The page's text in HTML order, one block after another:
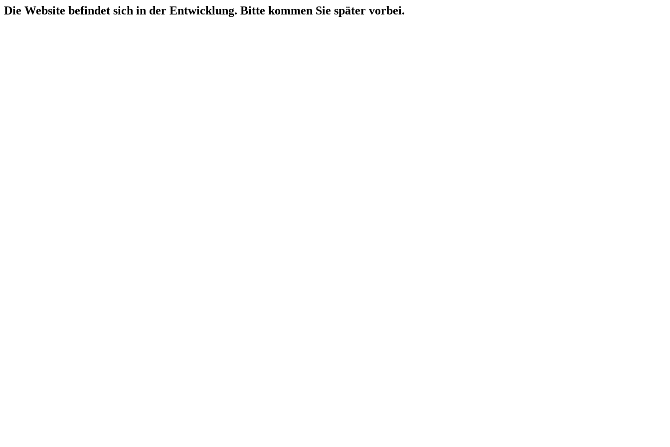
Die Website befindet sich in der Entwicklung. Bitte kommen Sie später vorbei.